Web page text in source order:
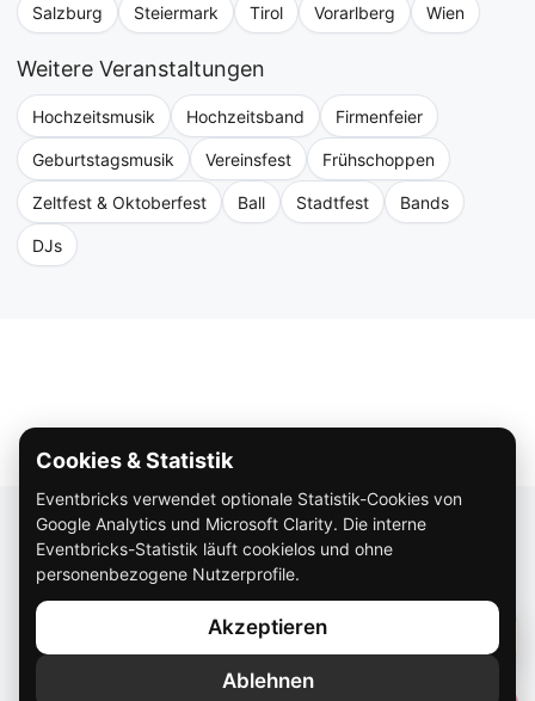
Salzburg Steiermark Tirol Vorarlberg Wien
Weitere Veranstaltungen
Hochzeitsmusik Hochzeitsband Firmenfeier
Geburtstagsmusik Vereinsfest Frühschoppen
Zeltfest & Oktoberfest Ball Stadtfest Bands
DJs
Über Eventbricks
So funktioniert Eventbricks
Impressum
Datenschutz
Cookies & Statistik
Eventbricks verwendet optionale Statistik-Cookies von
Google Analytics und Microsoft Clarity. Die interne
Eventbricks-Statistik läuft cookielos und ohne
personenbezogene Nutzerprofile.
Akzeptieren
Ablehnen